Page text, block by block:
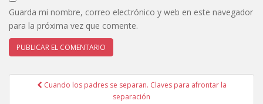
Guarda mi nombre, correo electrónico y web en este navegador
para la próxima vez que comente.
Navegación de entradas
Cuando los padres se separan. Claves para afrontar la
separación